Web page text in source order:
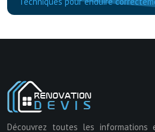
Découvrez toutes les informations